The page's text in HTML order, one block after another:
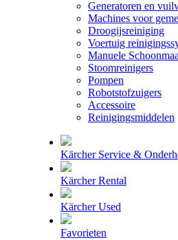
Generatoren en
Machines voor
Droogijsreiniging
Voertuig
Manuele
Stoomreinigers
Pompen
Robotstofzuigers
Accessoire
Reinigingsmiddelen
Kärcher Service &
Kärcher Rental
Kärcher Used
Favorieten